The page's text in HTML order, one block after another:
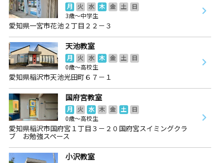
月 火 水 木 金 土
日
3歳～中学生
愛知県一宮市花池２丁目２２－３
天池教室
月 火 水 木 金 土
日
0歳～高校生
愛知県稲沢市天池光田町６７－１
国府宮教室
月 火 水 木 金 土
日
0歳～高校生
愛知県稲沢市国府宮１丁目３－２０国府宮スイミングクラ
ブ お勉強スペース
小沢教室